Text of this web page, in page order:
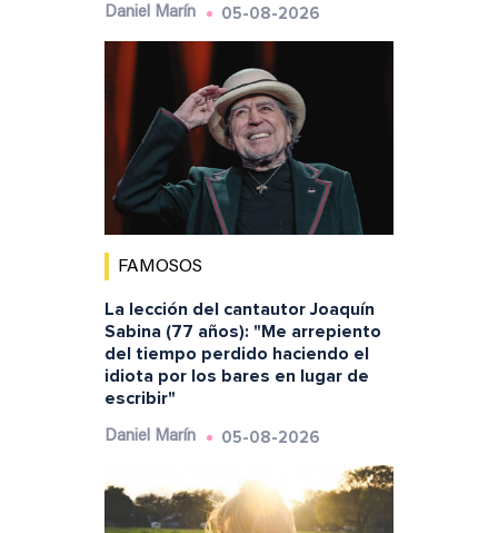
Daniel Marín 05-08-2026
FAMOSOS
La lección del cantautor Joaquín
Sabina (77 años): "Me arrepiento
del tiempo perdido haciendo el
idiota por los bares en lugar de
escribir"
Daniel Marín 05-08-2026